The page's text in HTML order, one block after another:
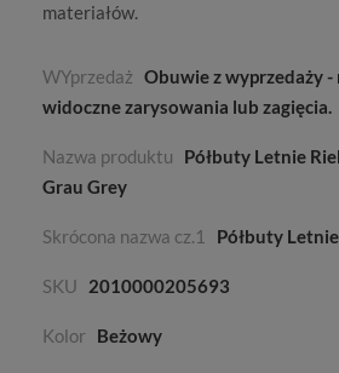
materiałów.
WYprzedaż Obuwie z wyprzedaży -
widoczne zarysowania lub zagięcia.
Nazwa produktu
Półbuty Letnie
Grau Grey
Skrócona nazwa cz.1 Półbuty
SKU 2010000205693
Kolor Beżowy